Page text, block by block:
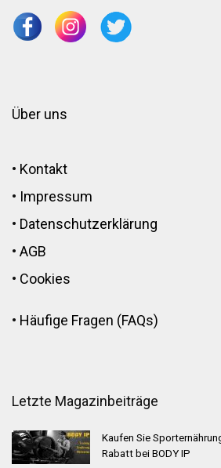
Über uns
• Kontakt
• Impressum
• Datenschutzerklärung
• AGB
• Cookies
• Häufige Fragen (FAQs)
Letzte Magazinbeiträge
Kaufen Sie
Rabatt bei BODY IP